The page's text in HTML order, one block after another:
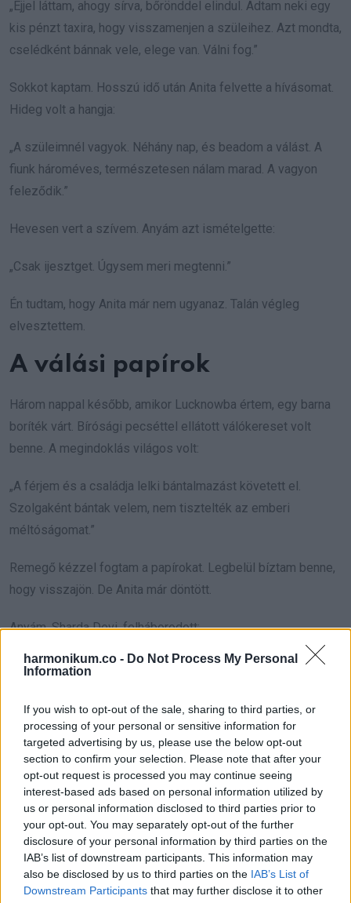
harmonikum.co - Do Not Process My Personal
Information
If you wish to opt-out of the sale, sharing to third parties, or
processing of your personal or sensitive information for
targeted advertising by us, please use the below opt-out
section to confirm your selection. Please note that after your
opt-out request is processed you may continue seeing
interest-based ads based on personal information utilized by
us or personal information disclosed to third parties prior to
your opt-out. You may separately opt-out of the further
disclosure of your personal information by third parties on the
IAB’s list of downstream participants. This information may
also be disclosed by us to third parties on the IAB’s List of
Downstream Participants that may further disclose it to other
„Éjjel láttam, ahogy sírva, bőrönddel elindul. Adtam neki egy
kis pénzt taxira, hogy visszamenjen a szüleihez. Azt mondta,
cselédként bánnak vele, elege van. Válni fog.”
Sokkot kaptam. Hosszú idő után Anita felvette a hívásomat.
Hideg volt a hangja:
„A szüleimnél vagyok. Néhány nap, és beadom a válást. A
fiunk hároméves, természetesen nálam marad. A vagyon
feleződik.”
Hevesen vert a szívem. Anyám azt ismételgette:
„Csak ijesztget. Úgysem meri megtenni.”
Én tudtam, hogy Anita már nem ugyanaz. Talán végleg
elvesztettem.
A válási papírok
Három nappal később, amikor Lucknowba értem, egy barna
boríték várt. Bírósági pecséttel ellátott válókereset volt
benne. A megindoklás világos volt:
„A férjem és a családja lelki bántalmazást követett el.
Szolgaként bántak velem, nem tisztelték az emberi
méltóságomat.”
Remegő kézzel fogtam a papírokat. Legbelül bíztam benne,
hogy visszajön. De Anita már döntött.
Anyám, Sharda Devi, felháborodott:
„Hogy merészeli! A válás szégyen a családjára! Hagyd ott!
Én nem dühöt éreztem, hanem félelmet. Ha elválunk,
elveszítem a fiamat. Indiai szabály szerint a három év alatti
gyermek az anyánál marad.
Családi és közösségi
nyomás
A hír percek alatt körbement a jaipuri rokonok között. Volt, aki
letolt: